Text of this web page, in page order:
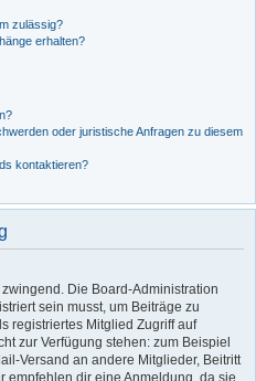
zulässig?
erhalten?
oder juristische Anfragen zu diesem
kontaktieren?
Die Board-Administration
sein musst, um Beiträge zu
registriertes Mitglied Zugriff auf
zur Verfügung stehen: zum Beispiel
Versand an andere Mitglieder, Beitritt
empfehlen dir eine Anmeldung, da sie